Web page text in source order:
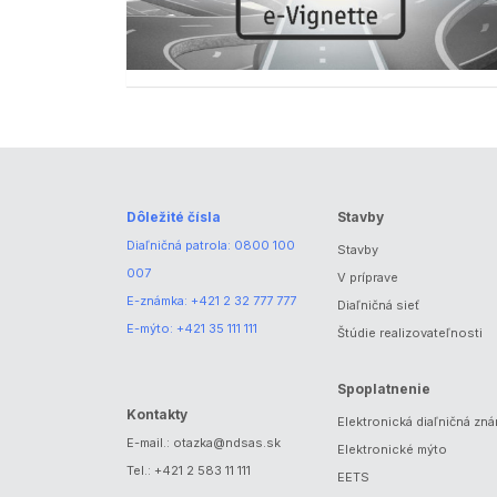
Dôležité čísla
Diaľničná patrola: 0800 100
007
E-známka: +421 2 32 777 777
E-mýto: +421 35 111 111
Kontakty
E-mail.: otazka@ndsas.sk
Tel.: +421 2 583 11 111
Stavby
Stavby
V príprave
Diaľničná sieť
Štúdie realizovateľnosti
Spoplatnenie
Elektronická diaľničná
Elektronické mýto
EETS